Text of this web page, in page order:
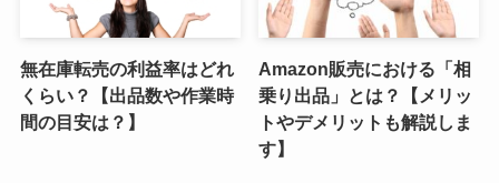
無在庫転売の利益率はどれ
くらい？【出品数や作業時
間の目安は？】
Amazon販売における「相
乗り出品」とは？【メリッ
トやデメリットも解説しま
す】